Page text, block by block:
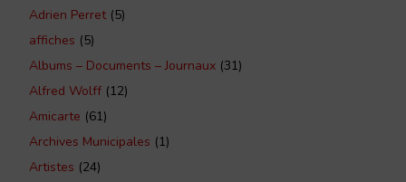
Adrien Perret(5)
affiches (5)
Albums – Documents – Journaux (31)
Alfred Wolff (12)
Amicarte (61)
Archives Municipales (1)
Artistes (24)